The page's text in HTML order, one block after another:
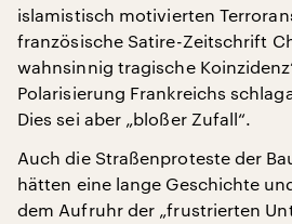
islamistisch motivierten
französische Satire-Zeitschrift
wahnsinnig tragische
Polarisierung Frankreichs
Dies sei aber „bloßer Zufall“.
Auch die Straßenproteste der
hätten eine lange Geschichte
dem Aufruhr der „frustrierten